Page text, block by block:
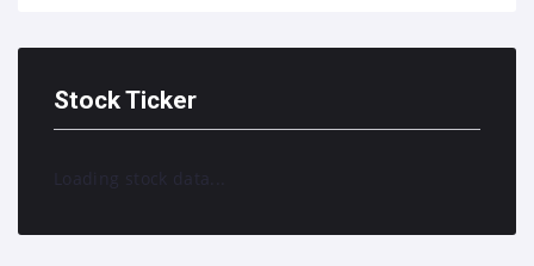
Stock Ticker
Loading stock data...